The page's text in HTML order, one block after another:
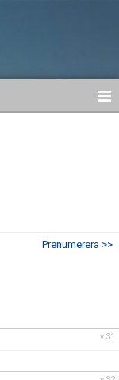
Prenumerera >>
v.31